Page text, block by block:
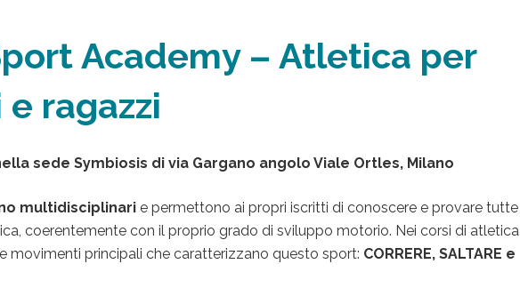
Academy – Atletica per
ragazzi
sede Symbiosis di via Gargano angolo Viale Ortles, Milano
multidisciplinari e permettono ai propri iscritti di conoscere e provare tutte
coerentemente con il proprio grado di sviluppo motorio. Nei corsi di atletica
movimenti principali che caratterizzano questo sport: CORRERE, SALTARE e